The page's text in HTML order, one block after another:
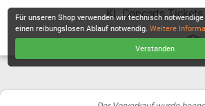
KL Concerts Tickets
Für unseren Shop verwenden wir technisch
einen reibungslosen Ablauf notwendig.Weitere
Verstanden